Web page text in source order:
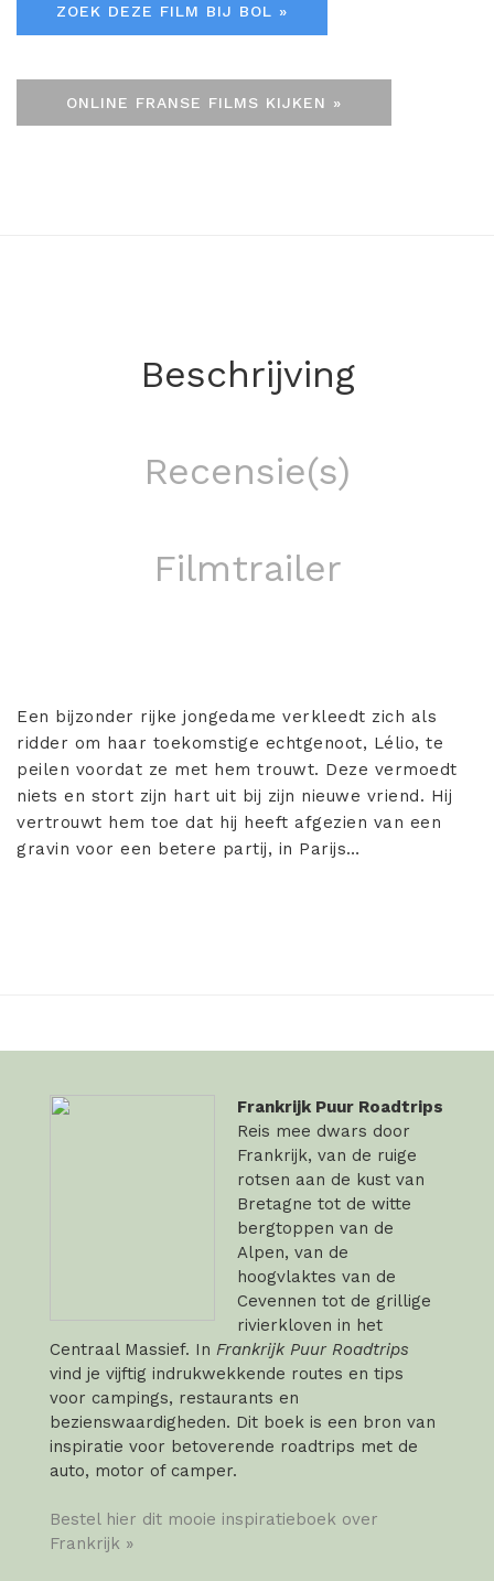
ZOEK DEZE FILM BIJ BOL »
ONLINE FRANSE FILMS KIJKEN »
Beschrijving
Recensie(s)
Filmtrailer
Een bijzonder rijke jongedame verkleedt zich als
ridder om haar toekomstige echtgenoot, Lélio, te
peilen voordat ze met hem trouwt. Deze vermoedt
niets en stort zijn hart uit bij zijn nieuwe vriend. Hij
vertrouwt hem toe dat hij heeft afgezien van een
gravin voor een betere partij, in Parijs…
Frankrijk Puur Roadtrips
Reis mee dwars door
Frankrijk, van de ruige
rotsen aan de kust van
Bretagne tot de witte
bergtoppen van de
Alpen, van de
hoogvlaktes van de
Cevennen tot de grillige
rivierkloven in het
Centraal Massief. In Frankrijk Puur Roadtrips
vind je vijftig indrukwekkende routes en tips
voor campings, restaurants en
bezienswaardigheden. Dit boek is een bron van
inspiratie voor betoverende roadtrips met de
auto, motor of camper.
Bestel hier dit mooie inspiratieboek over
Frankrijk »